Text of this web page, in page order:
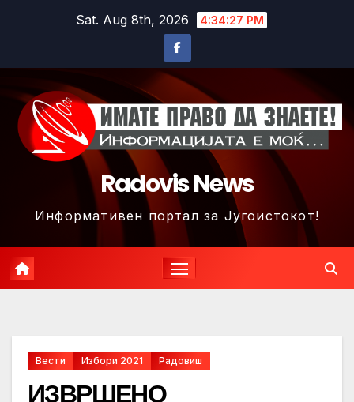
Sat. Aug 8th, 2026 4:34:30 PM
Radovis News
Информативен портал за Југоистокот!
Вести Избори 2021 Радовиш
ИЗВРШЕНО